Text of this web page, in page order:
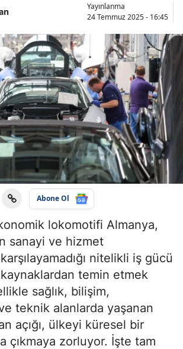
Yayınlanma
24 Temmuz 2025 - 16:45
Abone Ol
lokomotifi Almanya,
sanayi ve hizmet
nitelikli iş gücü
kaynaklardan temin etmek
sağlık, bilişim,
teknik alanlarda yaşanan
açığı, ülkeyi küresel bir
çıkmaya zorluyor. İşte tam